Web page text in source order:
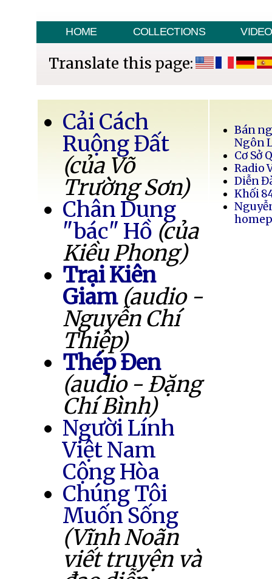
HOME COLLECTIONS VIDEO
Translate this page:
Cải Cách
Ruộng Đất
(của Võ
Trường Sơn)
Chân Dung
"bác" Hồ (của
Kiều Phong)
Trại Kiên
Giam (audio -
Nguyễn Chí
Thiệp)
Thép Đen
(audio - Đặng
Chí Bình)
Người Lính
Việt Nam
Cộng Hòa
Chúng Tôi
Muốn Sống
(Vĩnh Noãn
viết truyện và
Bán
Ngôn
Cơ Sở
Radio
Diễn
Khối